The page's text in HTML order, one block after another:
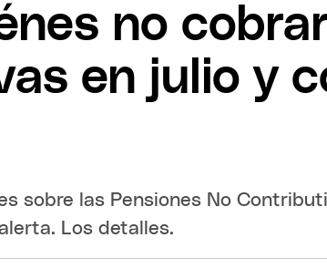
no
en julio y
sobre las Pensiones No
Los detalles.